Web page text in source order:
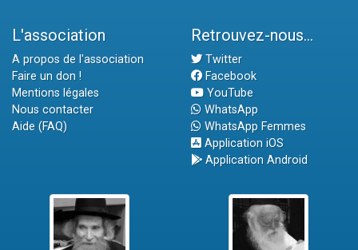
L'association
A propos de l'association
Faire un don !
Mentions légales
Nous contacter
Aide (FAQ)
Retrouvez-nous...
Twitter
Facebook
YouTube
WhatsApp
WhatsApp Femmes
Application iOS
Application Android